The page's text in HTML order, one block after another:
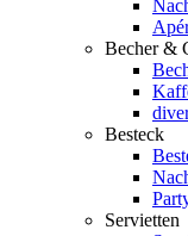
Becher &
Besteck
Servietten